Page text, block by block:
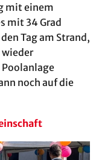
mit einem
mit 34 Grad
Tag am Strand,
wieder
noch auf die